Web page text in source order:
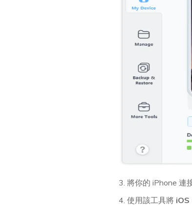
3. 將你的 iPhone 連
4. 使用該工具將 iOS